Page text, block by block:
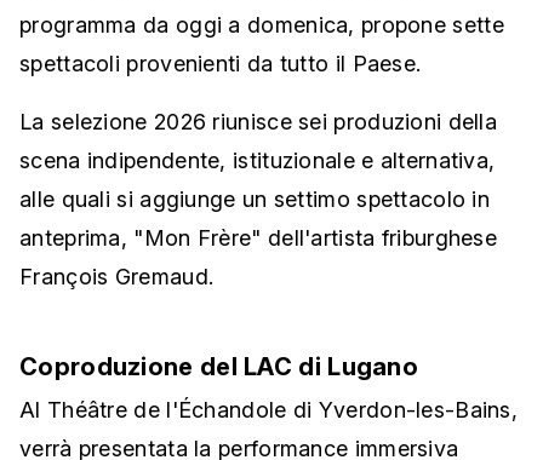
programma da oggi a domenica, propone sette
spettacoli provenienti da tutto il Paese.
La selezione 2026 riunisce sei produzioni della
scena indipendente, istituzionale e alternativa,
alle quali si aggiunge un settimo spettacolo in
anteprima, "Mon Frère" dell'artista friburghese
François Gremaud.
Coproduzione del LAC di Lugano
Al Théâtre de l'Échandole di Yverdon-les-Bains,
verrà presentata la performance immersiva